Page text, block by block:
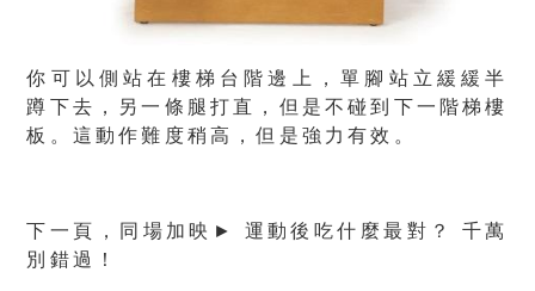
你可以側站在樓梯台階邊上，單腳站立緩緩半
蹲下去，另一條腿打直，但是不碰到下一階梯樓
板 。這動作難度稍高，但是強力有效。
下一頁，同場加映► 運動後吃什麼最對？
千萬
別錯過！